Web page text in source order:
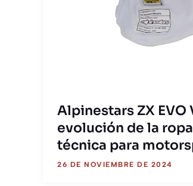
Alpinestars ZX EVO
evolución de la
técnica para
26 DE NOVIEMBRE DE 2024